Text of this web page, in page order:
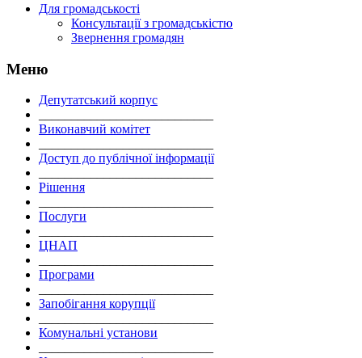
Для громадськості
Консультації з громадськістю
Звернення громадян
Меню
Депутатський корпус
Виконавчий комітет
Доступ до публічної інформації
Рішення
Послуги
ЦНАП
Програми
Запобігання корупції
Комунальні установи